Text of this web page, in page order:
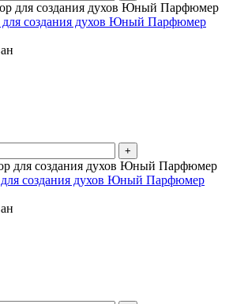
для создания духов Юный Парфюмер
+
создания духов Юный Парфюмер